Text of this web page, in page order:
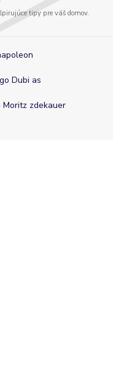
tipy pre váš domov.